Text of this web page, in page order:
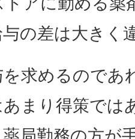
の差は大きく
求めるのであ
まり得策では